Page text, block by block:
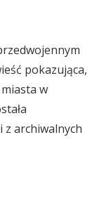
pokazująca,
w
z archiwalnych